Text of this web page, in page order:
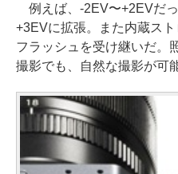
例えば、-2EV〜+2EVだ
+3EVに拡張。また内蔵ス
フラッシュを受け継いだ。
撮影でも、自然な撮影が可